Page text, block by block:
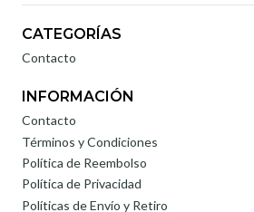
CATEGORÍAS
Contacto
INFORMACIÓN
Contacto
Términos y Condiciones
Política de Reembolso
Política de Privacidad
Políticas de Envío y Retiro